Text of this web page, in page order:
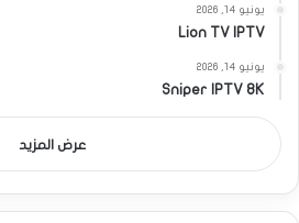
يونيو 14, 2026
Lion TV IPTV
يونيو 14, 2026
Sniper IPTV 8K
عرض المزيد